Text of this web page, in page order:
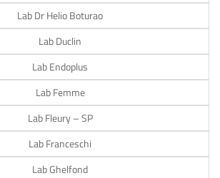
Lab Dr Helio Boturao
Lab Duclin
Lab Endoplus
Lab Femme
Lab Fleury – SP
Lab Franceschi
Lab Ghelfond